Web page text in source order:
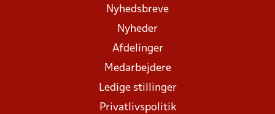
Nyhedsbreve
Nyheder
Afdelinger
Medarbejdere
Ledige stillinger
Privatlivspolitik